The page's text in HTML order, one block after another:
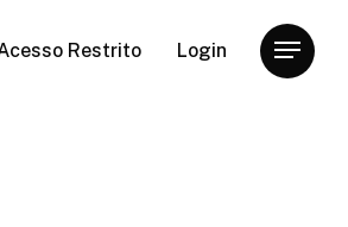
Restrito Login Menu